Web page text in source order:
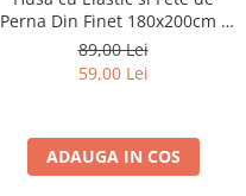
Perna Din Finet 180x200cm -
Alba Cu Fluturasi
89,00 Lei
59,00 Lei
ADAUGA IN COS